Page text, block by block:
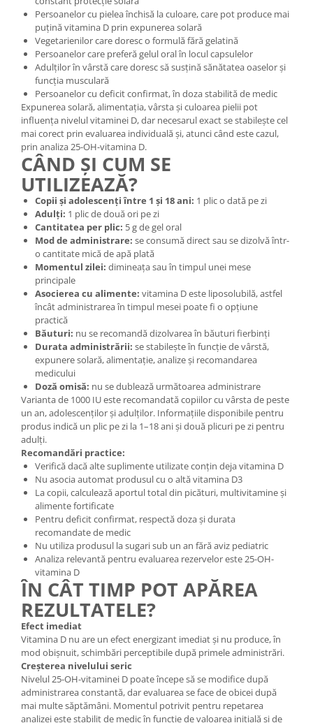
Persoanelor cu pielea închisă la culoare, care pot produce mai
puțină vitamina D prin expunerea solară
Vegetarienilor care doresc o formulă fără gelatină
Persoanelor care preferă gelul oral în locul capsulelor
Adulților în vârstă care doresc să susțină sănătatea oaselor și
funcția musculară
Persoanelor cu deficit confirmat, în doza stabilită de medic
Expunerea solară, alimentația, vârsta și culoarea pielii pot
influența nivelul vitaminei D, dar necesarul exact se stabilește cel
mai corect prin evaluarea individuală și, atunci când este cazul,
prin analiza 25-OH-vitamina D.
CÂND ȘI CUM SE
UTILIZEAZĂ?
Copii și adolescenți între 1 și 18 ani: 1 plic o dată pe zi
Adulți: 1 plic de două ori pe zi
Cantitatea per plic: 5 g de gel oral
Mod de administrare: se consumă direct sau se dizolvă într-
o cantitate mică de apă plată
Momentul zilei: dimineața sau în timpul unei mese
principale
Asocierea cu alimente: vitamina D este liposolubilă, astfel
încât administrarea în timpul mesei poate fi o opțiune
practică
Băuturi: nu se recomandă dizolvarea în băuturi fierbinți
Durata administrării: se stabilește în funcție de vârstă,
expunere solară, alimentație, analize și recomandarea
medicului
Doză omisă: nu se dublează următoarea administrare
Varianta de 1000 IU este recomandată copiilor cu vârsta de peste
un an, adolescenților și adulților. Informațiile disponibile pentru
produs indică un plic pe zi la 1–18 ani și două plicuri pe zi pentru
adulți.
Recomandări practice:
Verifică dacă alte suplimente utilizate conțin deja vitamina D
Nu asocia automat produsul cu o altă vitamina D3
La copii, calculează aportul total din picături, multivitamine și
alimente fortificate
Pentru deficit confirmat, respectă doza și durata
recomandate de medic
Nu utiliza produsul la sugari sub un an fără aviz pediatric
Analiza relevantă pentru evaluarea rezervelor este 25-OH-
vitamina D
ÎN CÂT TIMP POT APĂREA
REZULTATELE?
Efect imediat
Vitamina D nu are un efect energizant imediat și nu produce, în
mod obișnuit, schimbări perceptibile după primele administrări.
Creșterea nivelului seric
Nivelul 25-OH-vitaminei D poate începe să se modifice după
administrarea constantă, dar evaluarea se face de obicei după
mai multe săptămâni. Momentul potrivit pentru repetarea
analizei este stabilit de medic în funcție de valoarea inițială și de